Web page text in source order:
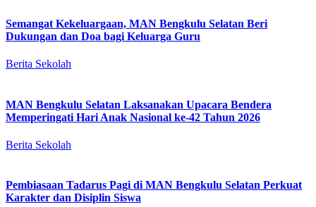
Semangat Kekeluargaan, MAN Bengkulu Selatan Beri
Dukungan dan Doa bagi Keluarga Guru
Berita Sekolah
MAN Bengkulu Selatan Laksanakan Upacara Bendera
Memperingati Hari Anak Nasional ke-42 Tahun 2026
Berita Sekolah
Pembiasaan Tadarus Pagi di MAN Bengkulu Selatan Perkuat
Karakter dan Disiplin Siswa